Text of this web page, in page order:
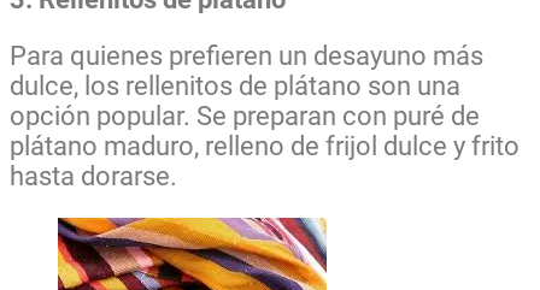
Para quienes prefieren un desayuno más
dulce, los rellenitos de plátano son una
opción popular. Se preparan con puré de
plátano maduro, relleno de frijol dulce y frito
hasta dorarse.